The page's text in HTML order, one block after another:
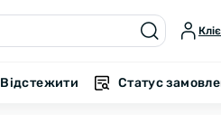
Відстежити Статус